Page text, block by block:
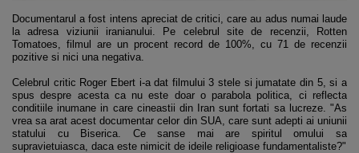
Documentarul a fost intens apreciat de critici, care au adus numai laude
la adresa viziunii iranianului. Pe celebrul site de recenzii, Rotten
Tomatoes, filmul are un procent record de 100%, cu 71 de recenzii
pozitive si nici una negativa.
Celebrul critic Roger Ebert i-a dat filmului 3 stele si jumatate din 5, si a
spus despre acesta ca nu este doar o parabola politica, ci reflecta
conditiile inumane in care cineastii din Iran sunt fortati sa lucreze. "As
vrea sa arat acest documentar celor din SUA, care sunt adepti ai uniunii
statului cu Biserica. Ce sanse mai are spiritul omului sa
supravietuiasca, daca este nimicit de ideile religioase fundamentaliste?"